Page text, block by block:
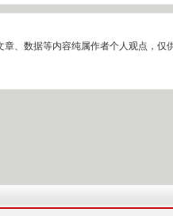
、数据等内容纯属作者个人观点，仅